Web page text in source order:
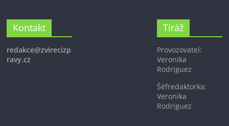
Kontakt
redakce@zvirecizp
ravy.cz
Tiráž
Provozovatel:
Veronika
Rodriguez
Šéfredaktorka:
Veronika
Rodriguez